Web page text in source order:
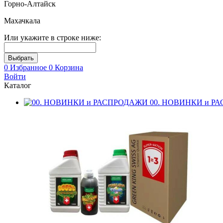
Горно-Алтайск
Махачкала
Или укажите в строке ниже:
0 Избранное 0 Корзина
Войти
Каталог
00. НОВИНКИ и